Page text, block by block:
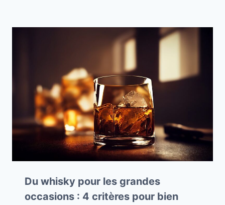
Du whisky pour les grandes
occasions : 4 critères pour bien